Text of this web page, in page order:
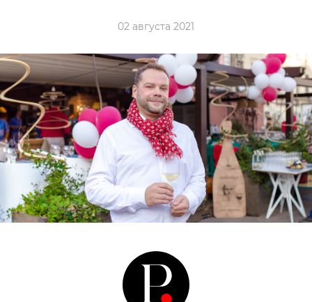
02 августа 2021